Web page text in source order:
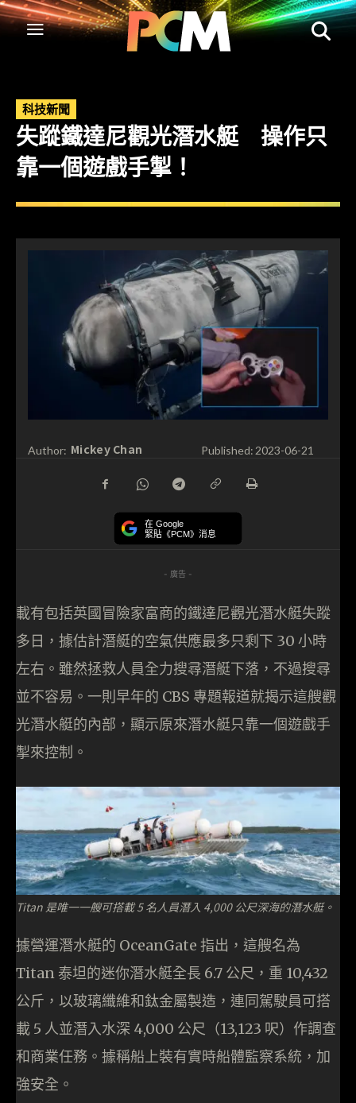
科技新聞
失蹤鐵達尼觀光潛水艇 操作只
靠一個遊戲手掣！
Author: Mickey Chan Published: 2023-06-21
在 Google
緊貼《PCM》消息
- 廣告 -
載有包括英國冒險家富商的鐵達尼觀光潛水艇失蹤
多日，據估計潛艇的空氣供應最多只剩下 30 小時
左右。雖然拯救人員全力搜尋潛艇下落，不過搜尋
並不容易。一則早年的 CBS 專題報道就揭示這艘觀
光潛水艇的內部，顯示原來潛水艇只靠一個遊戲手
掣來控制。
Titan 是唯一一艘可搭載 5 名人員潛入 4,000 公尺深海的潛水艇。
據營運潛水艇的 OceanGate 指出，這艘名為
Titan 泰坦的迷你潛水艇全長 6.7 公尺，重 10,432
公斤，以玻璃纖維和鈦金屬製造，連同駕駛員可搭
載 5 人並潛入水深 4,000 公尺（13,123 呎）作調查
和商業任務。據稱船上裝有實時船體監察系統，加
強安全。